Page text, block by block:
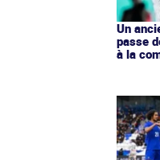
Un
passe
à la